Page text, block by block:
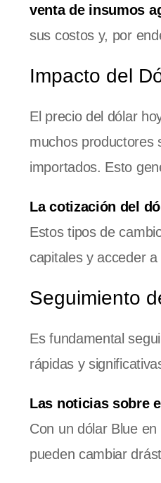
venta de insumos
sus costos y, por
Impacto del
El precio del dólar
muchos productores
importados. Esto
La cotización del
Estos tipos de
capitales y acceder
Seguimiento
Es fundamental
rápidas y
Las noticias sobre
Con un dólar Blue
pueden cambiar